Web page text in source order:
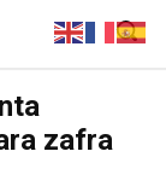
zafra